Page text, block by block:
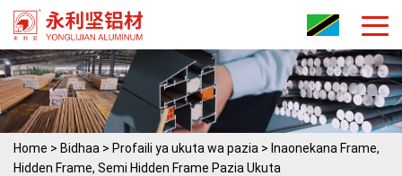
Home > Bidhaa > Profaili ya ukuta wa pazia > Inaonekana Frame,
Hidden Frame, Semi Hidden Frame Pazia Ukuta